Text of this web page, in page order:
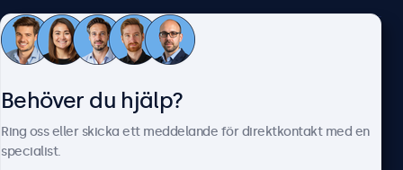
Kundtjänst
Behöver du hjälp?
Ring oss eller skicka ett meddelande för direktkontakt med en
specialist.